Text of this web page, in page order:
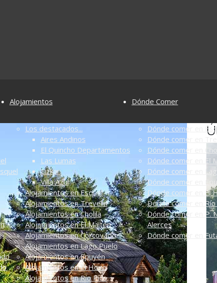
Alojamientos
Los destacados...
Aires Andinos
El Quincho Departamentos
Las Lumas
Lizkar
Villa Azul
Alojamientos en Esquel
Alojamientos en Trevelin
Alojamientos en Cholila
Alojamientos en El Maitén
Alojamientos en Corcovado
Alojamientos en Lago Puelo
Alojamientos en Epuyén
Alojamientos en El Hoyo
Alojamientos en Río Pico
Dónde Comer
Dónde comer en
Dónde comer en
Dónde comer en
Dónde comer en El
Dónde comer en
Dónde comer en
Dónde comer en El
Dónde comer en Río
Dónde comer en P.
Alerces
Dónde comer en